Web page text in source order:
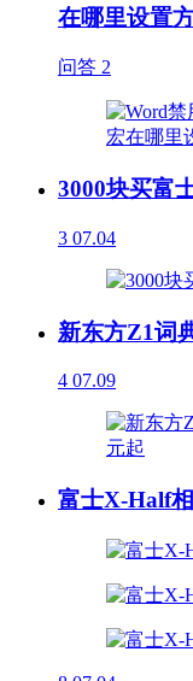
在哪里设置
问答 2
3000块买富
3 07.04
新东方Z1词
4 07.09
富士X-Half